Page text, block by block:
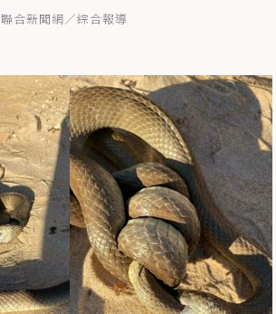
聯合新聞網／綜合報導